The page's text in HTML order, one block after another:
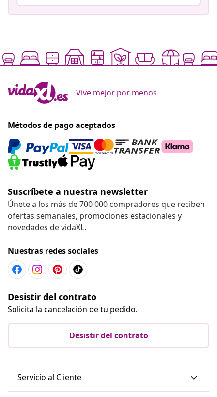
Vive mejor por menos
Métodos de pago aceptados
Suscríbete a nuestra newsletter
Únete a los más de 700 000 compradores que reciben
ofertas semanales, promociones estacionales y
novedades de vidaXL.
Nuestras redes sociales
Desistir del contrato
Solicita la cancelación de tu pedido.
Desistir del contrato
Servicio al Cliente